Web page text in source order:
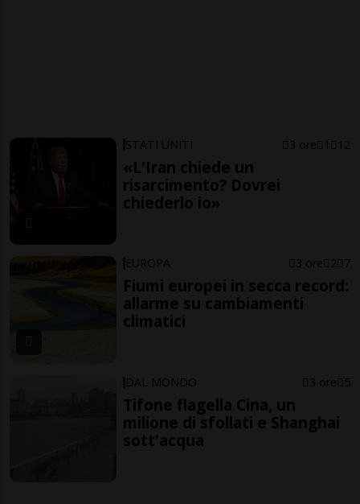
STATI UNITI 3 ore 1 12
«L'Iran chiede un
risarcimento? Dovrei
chiederlo io»
EUROPA 3 ore 2 7
Fiumi europei in secca record:
allarme su cambiamenti
climatici
DAL MONDO 3 ore 5
Tifone flagella Cina, un
milione di sfollati e Shanghai
sott'acqua